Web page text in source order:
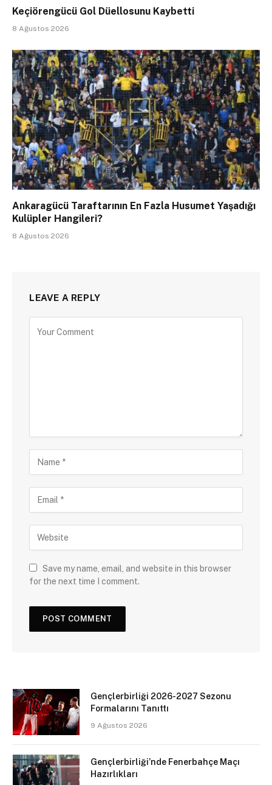
Keçiörengücü Gol Düellosunu Kaybetti
8 Ağustos 2026
Ankaragücü Taraftarının En Fazla Husumet Yaşadığı
Kulüpler Hangileri?
8 Ağustos 2026
LEAVE A REPLY
Save my name, email, and website in this browser
for the next time I comment.
Gençlerbirliği 2026-2027 Sezonu
Formalarını Tanıttı
9 Ağustos 2026
Gençlerbirliği’nde Fenerbahçe Maçı
Hazırlıkları